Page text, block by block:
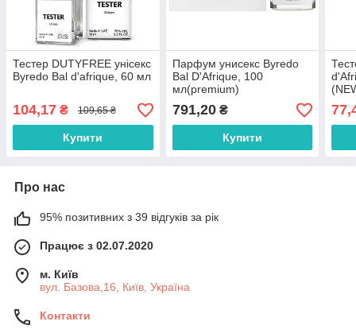
Тестер DUTYFREE унісекс
Byredo Bal d'afrique, 60 мл
104,17 ₴ 109,65 ₴
Купити
Парфум унисекс Byredo
Bal D'Afrique, 100
мл(premium)
791,20₴
Купити
Про нас
95% позитивних з 39 відгуків за рік
Працює з 02.07.2020
м. Київ
вул. Базова,16, Київ, Україна
Контакти